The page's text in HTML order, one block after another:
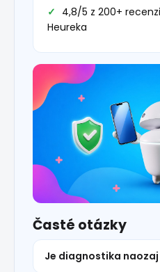
4,8/5 z 200+
Heureka
Časté otázky
Je diagnostika